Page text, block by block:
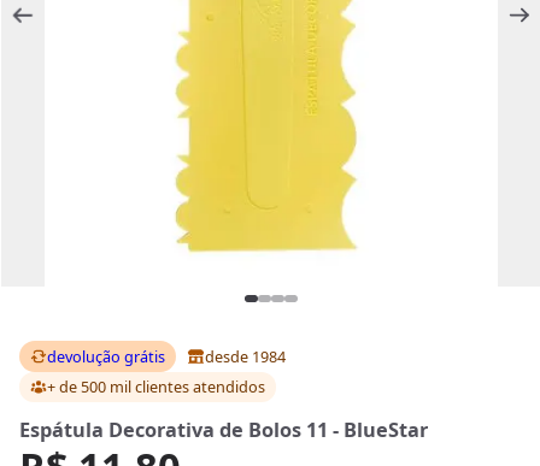
devolução grátis
desde 1984
+ de 500 mil clientesatendidos
Espátula Decorativa de Bolos 11 - BlueStar